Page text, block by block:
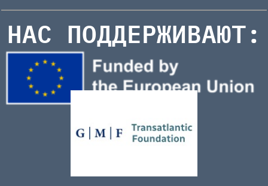
НАС ПОДДЕРЖИВАЮТ: